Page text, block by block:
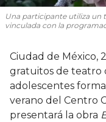
Una participante utiliza un
vinculada con la
Ciudad de México,
gratuitos de teatro
adolescentes
verano del Centro
presentará la obra